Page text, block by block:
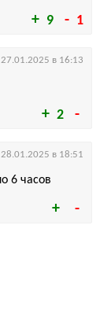
9 1
2
27.01.2025 в 16:13
6 часов
28.01.2025 в 18:51